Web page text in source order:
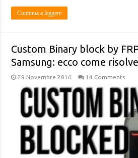
Continua a leggere
Custom Binary block by
Samsung: ecco come
29 Novembre 2016 14 Comments